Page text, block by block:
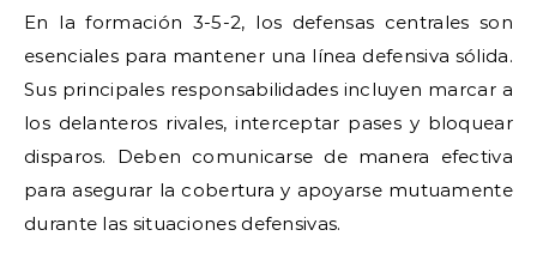
En la formación 3-5-2, los defensas centrales son
esenciales para mantener una línea defensiva sólida.
Sus principales responsabilidades incluyen marcar a
los delanteros rivales, interceptar pases y bloquear
disparos. Deben comunicarse de manera efectiva
para asegurar la cobertura y apoyarse mutuamente
durante las situaciones defensivas.